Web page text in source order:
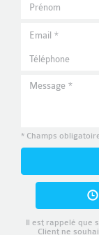
* Champs
Il est rappelé que
Client ne